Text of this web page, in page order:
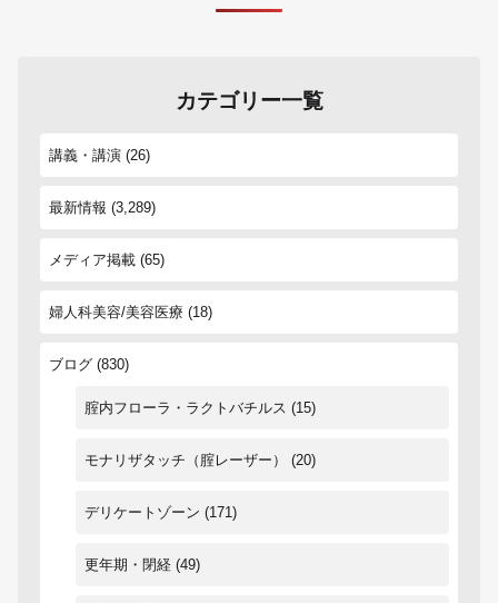
カテゴリー一覧
講義・講演 (26)
最新情報 (3,289)
メディア掲載 (65)
婦人科美容/美容医療 (18)
ブログ (830)
腟内フローラ・ラクトバチルス (15)
モナリザタッチ（腟レーザー） (20)
デリケートゾーン (171)
更年期・閉経 (49)